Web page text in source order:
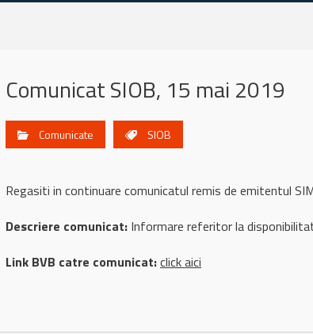
Comunicat SIOB, 15 mai 2019
Comunicate SIOB
Regasiti in continuare comunicatul remis de emitentul
Descriere comunicat: Informare referitor la
Link BVB catre comunicat:click aici